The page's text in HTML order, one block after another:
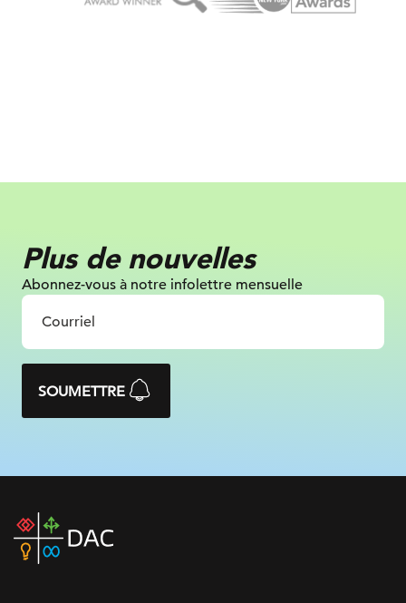
Plus de nouvelles
Abonnez-vous à notre infolettre mensuelle
SOUMETTRE
home